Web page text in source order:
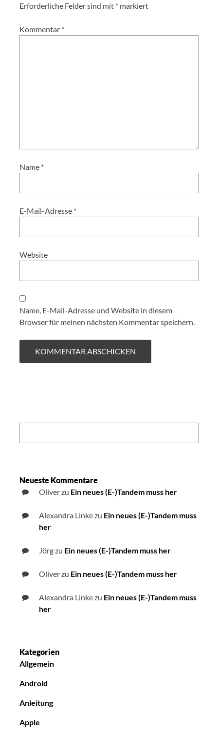
Erforderliche Felder sind mit * markiert
Kommentar *
Name *
E-Mail-Adresse *
Website
Name, E-Mail-Adresse und Website in diesem
Browser für meinen nächsten Kommentar speichern.
Neueste Kommentare
Oliverzu Ein neues (E-)Tandem muss her
Alexandra Linkezu Ein neues (E-)Tandem muss
her
Jörgzu Ein neues (E-)Tandem muss her
Oliverzu Ein neues (E-)Tandem muss her
Alexandra Linkezu Ein neues (E-)Tandem muss
her
Kategorien
Allgemein
Android
Anleitung
Apple